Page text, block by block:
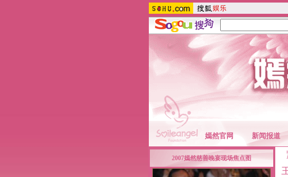
嫣然官网 新闻报道
2007嫣然慈善晚宴现场焦点图